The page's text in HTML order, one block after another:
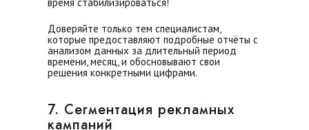
Доверяйте только тем специалистам,
которые предоставляют подробные отчёты с
анализом данных за длительный период
времени, месяц, и обосновывают свои
решения конкретными цифрами.
7. Сегментация рекламных
кампаний